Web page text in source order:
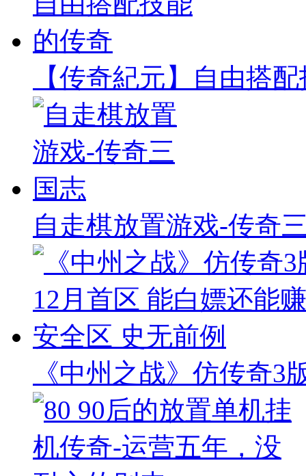
【传奇紀元】自由搭
自走棋放置游戏-传奇
《中州之战》仿传奇3